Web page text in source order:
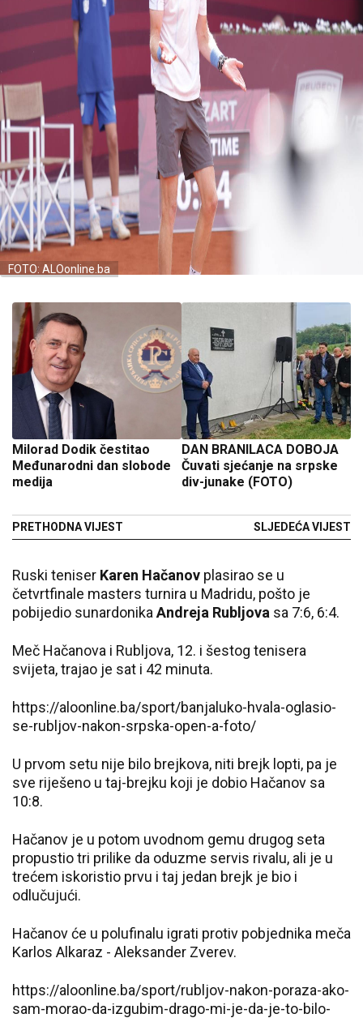
FOTO: ALOonline.ba
Milorad Dodik čestitao
Međunarodni dan slobode
medija
PRETHODNA VIJEST
DAN BRANILACA DOBOJA
Čuvati sjećanje na srpske
div-junake (FOTO)
SLJEDEĆA VIJEST
Ruski teniser Karen Hačanov plasirao se u
četvrtfinale masters turnira u Madridu, pošto je
pobijedio sunardonika Andreja Rubljova sa 7:6, 6:4.
Meč Hačanova i Rubljova, 12. i šestog tenisera
svijeta, trajao je sat i 42 minuta.
https://aloonline.ba/sport/banjaluko-hvala-oglasio-
se-rubljov-nakon-srpska-open-a-foto/
U prvom setu nije bilo brejkova, niti brejk lopti, pa je
sve riješeno u taj-brejku koji je dobio Hačanov sa
10:8.
Hačanov je u potom uvodnom gemu drugog seta
propustio tri prilike da oduzme servis rivalu, ali je u
trećem iskoristio prvu i taj jedan brejk je bio i
odlučujući.
Hačanov će u polufinalu igrati protiv pobjednika meča
Karlos Alkaraz - Aleksander Zverev.
https://aloonline.ba/sport/rubljov-nakon-poraza-ako-
sam-morao-da-izgubim-drago-mi-je-da-je-to-bilo-